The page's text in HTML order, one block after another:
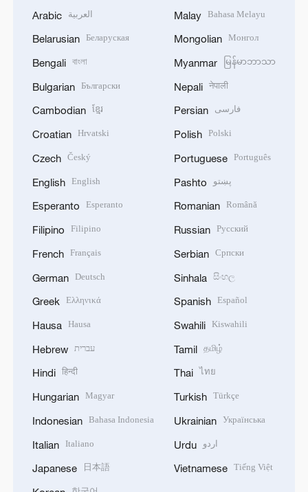
Arabic العربية
Belarusian Беларуская
Bengali বাংলা
Bulgarian Български
Cambodian ខ្មែរ
Croatian Hrvatski
Czech Český
English English
Esperanto Esperanto
Filipino Filipino
French Français
German Deutsch
Greek Ελληνικά
Hausa Hausa
Hebrew עברית
Hindi हिन्दी
Hungarian Magyar
Indonesian Bahasa Indonesia
Italian Italiano
Japanese 日本語
Malay Bahasa Melayu
Mongolian Монгол
Myanmar မြန်မာဘာသာ
Nepali नेपाली
Persian فارسی
Polish Polski
Portuguese Português
Pashto پښتو
Romanian Română
Russian Русский
Serbian Српски
Sinhala සිංහල
Spanish Español
Swahili Kiswahili
Tamil தமிழ்
Thai ไทย
Turkish Türkçe
Ukrainian Українська
Urdu اردو
Vietnamese Tiếng Việt